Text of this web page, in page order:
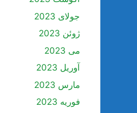
جولای 2023
ژوئن 2023
می 2023
آوریل 2023
مارس 2023
فوریه 2023